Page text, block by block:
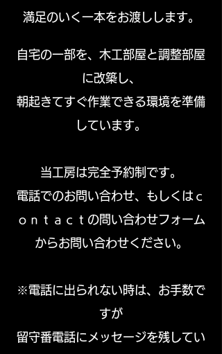
​満足のいく一本をお渡しします。
自宅の一部を、木工部屋と調整部屋
に改築し、
​朝起きてすぐ作業できる環境を準備
しています。
当工房は完全予約制です。
電話でのお問い合わせ、もしくはｃ
ｏｎｔａｃｔの問い合わせフォーム
からお問い合わせください。
※電話に出られない時は、お手数で
すが
留守番電話にメッセージを残してい